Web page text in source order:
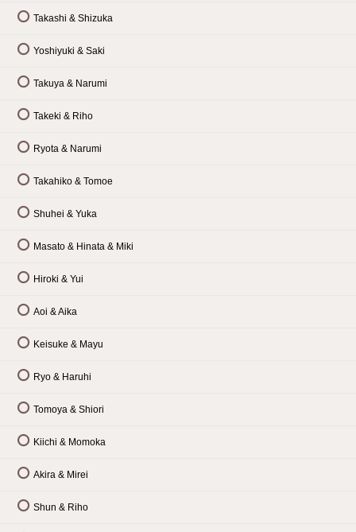
Takashi & Shizuka
Yoshiyuki & Saki
Takuya & Narumi
Takeki & Riho
Ryota & Narumi
Takahiko & Tomoe
Shuhei & Yuka
Masato & Hinata & Miki
Hiroki & Yui
Aoi & Aika
Keisuke & Mayu
Ryo & Haruhi
Tomoya & Shiori
Kiichi & Momoka
Akira & Mirei
Shun & Riho